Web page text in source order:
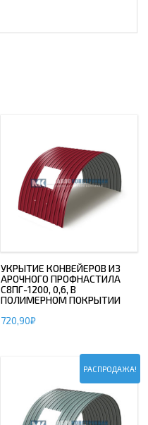
УКРЫТИЕ КОНВЕЙЕРОВ ИЗ
АРОЧНОГО ПРОФНАСТИЛА
С8ПГ-1200, 0,6, В
ПОЛИМЕРНОМ ПОКРЫТИИ
720,90₽
РАСПРОДАЖА!